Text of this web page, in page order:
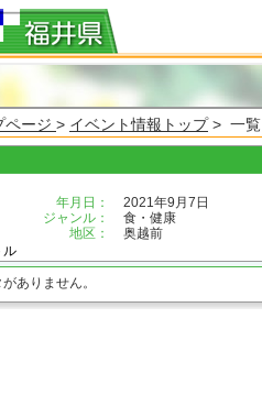
ページ > イベント情報トップ> 一覧
年月日：
2021年9月7日
ジャンル：
食・健康
地区：
奥越前
ル
ありません。